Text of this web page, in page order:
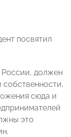
посвятил
России, должен
собственности,
сюда и
это